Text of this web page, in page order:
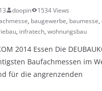
doopin
1534 Views
, baugewerbe, baumesse,
, infratech, wohnungsbau
2014 Essen Die
Baufachmessen im
für die angrenzenden